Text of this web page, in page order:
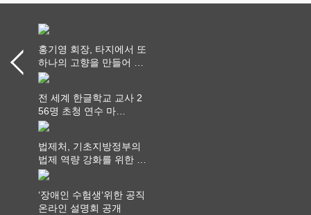
홍기영 회장, 타지에서 또
하나의 고향을 만들어 가
다
전 세계 한글학교 교사 2
56명 초청 연수 마
쳐...“수업은 더 깊게, 교
법제처, 기초지방정부의
법제 역량 강화를 위한 전
라권 현장설명회 개최
‘장애인 수험생‘위한 공직
온라인 설명회 공개